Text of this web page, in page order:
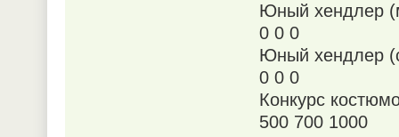
Юный хендлер
0 0 0
Юный хендлер
0 0 0
Конкурс
500 700 1000